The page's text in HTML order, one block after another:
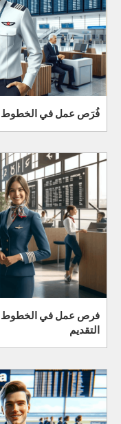
فُرَص عمل في الخطوط
فرص عمل في الخطوط
التقديم